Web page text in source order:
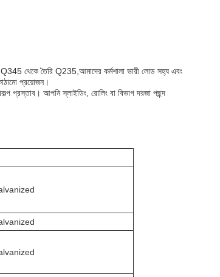
Q345 থেকে তৈরি Q235,আমাদের কর্মশালা ভারী লোড সহ্য এবং
প্রয়োজন।
প্রস্তাব। আপনি স্লাইডিং, রোলিং বা বিভাগ দরজা পছন্দ